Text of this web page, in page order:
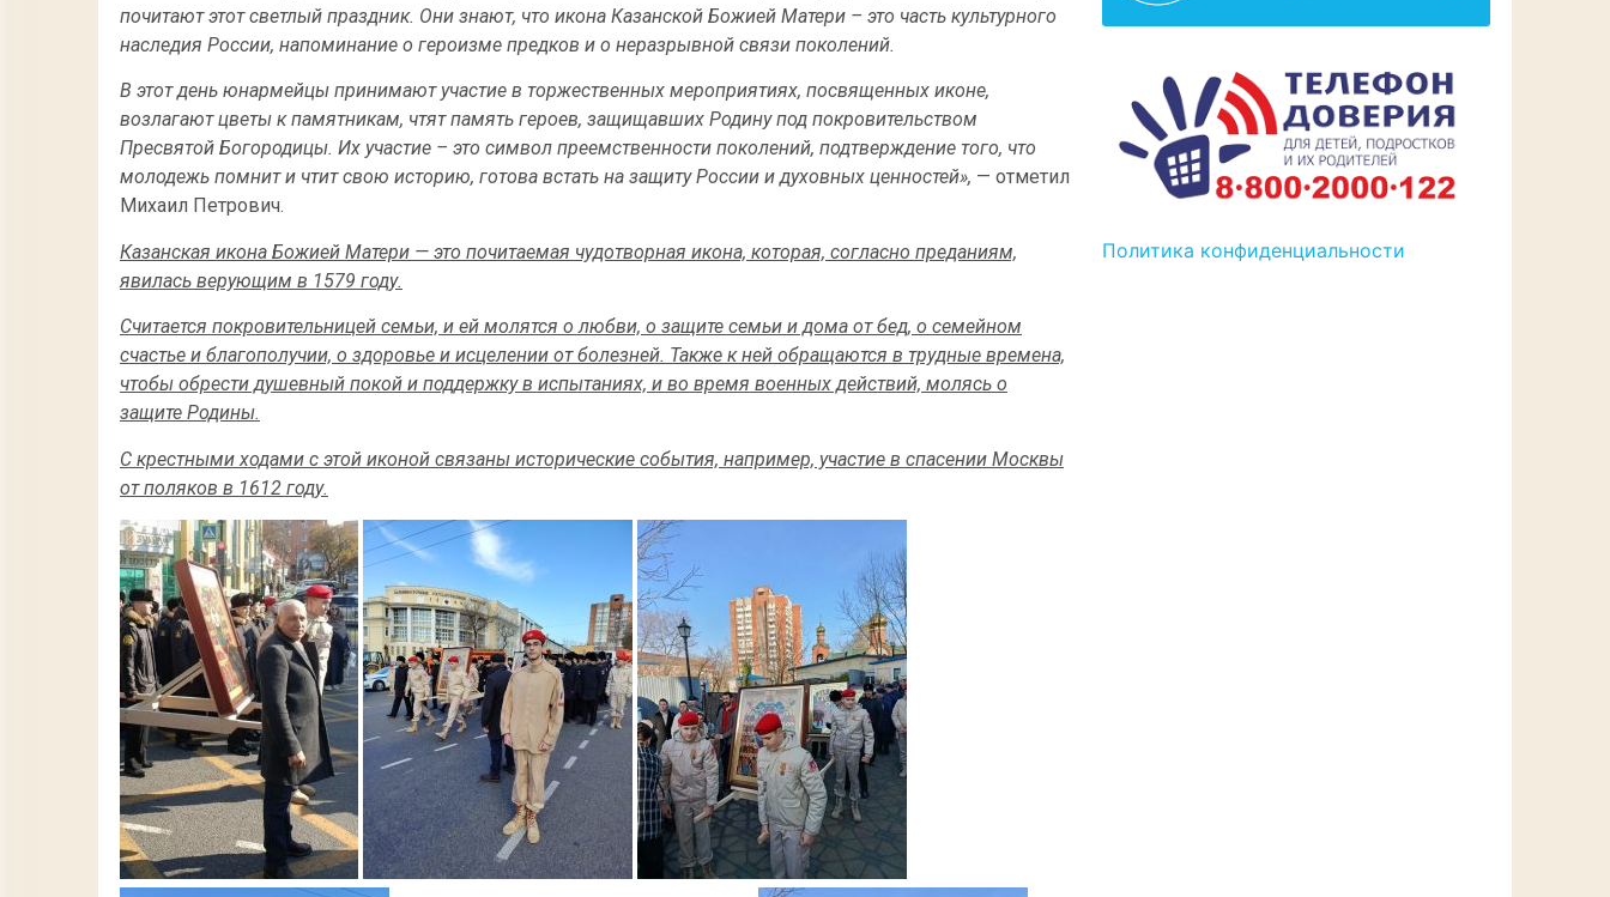
почитают этот светлый праздник. Они знают, что икона Казанской Божией Матери – это часть культурного
наследия России, напоминание о героизме предков и о неразрывной связи поколений.
В этот день юнармейцы принимают участие в торжественных мероприятиях, посвященных иконе,
возлагают цветы к памятникам, чтят память героев, защищавших Родину под покровительством
Пресвятой Богородицы. Их участие – это символ преемственности поколений, подтверждение того, что
молодежь помнит и чтит свою историю, готова встать на защиту России и духовных ценностей», — отметил
Михаил Петрович.
Казанская икона Божией Матери — это почитаемая чудотворная икона, которая, согласно преданиям,
явилась верующим в 1579 году.
Считается покровительницей семьи, и ей молятся о любви, о защите семьи и дома от бед, о семейном
счастье и благополучии, о здоровье и исцелении от болезней. Также к ней обращаются в трудные времена,
чтобы обрести душевный покой и поддержку в испытаниях, и во время военных действий, молясь о
защите Родины.
С крестными ходами с этой иконой связаны исторические события, например, участие в спасении Москвы
от поляков в 1612 году.
Политика конфиденциальности